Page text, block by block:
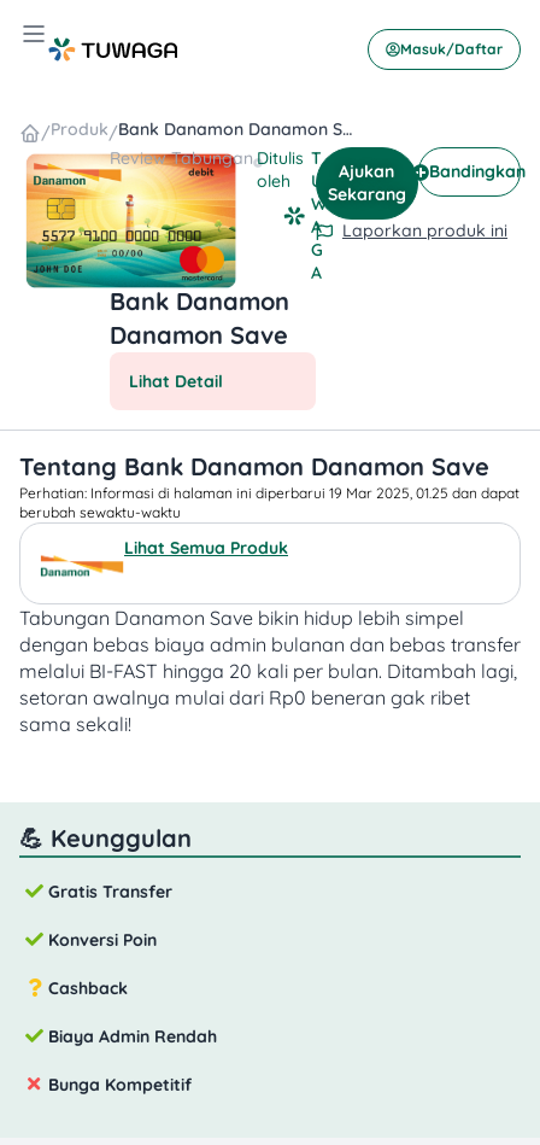
Hamburger Toggle Menu
Masuk/Daftar
/Produk/ Bank Danamon Danamon Save
Bank Danamon
Danamon Save
ReviewTabunganDitulis
oleh
T
U
W
A
G
A
Lihat Detail
Ajukan
Sekarang
Bandingkan
Laporkan produk ini
Tentang Bank Danamon Danamon Save
Perhatian: Informasi di halaman ini diperbarui 19 Mar 2025, 01.25 dan dapat
berubah sewaktu-waktu​
Lihat Semua Produk
Tabungan Danamon Save bikin hidup lebih simpel
dengan bebas biaya admin bulanan dan bebas transfer
melalui BI-FAST hingga 20 kali per bulan. Ditambah lagi,
setoran awalnya mulai dari Rp0 beneran gak ribet
sama sekali!
💪 Keunggulan
Gratis Transfer
Konversi Poin
Cashback
Biaya Admin Rendah
Bunga Kompetitif